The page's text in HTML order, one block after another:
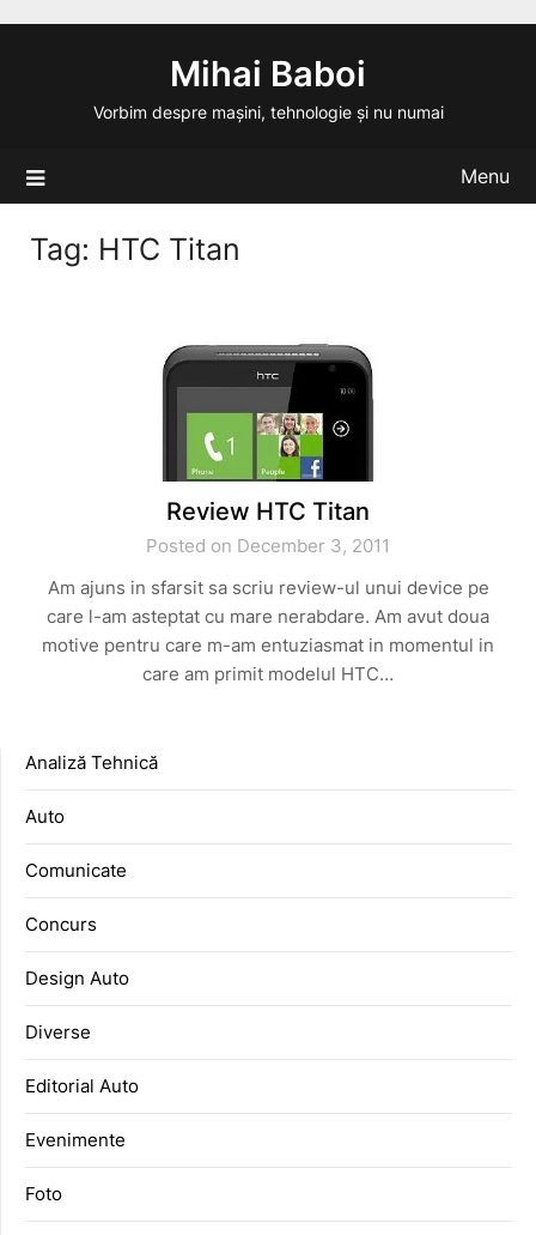
Mihai Baboi
Vorbim despre mașini, tehnologie și nu numai
Menu
Tag: HTC Titan
Review HTC Titan
Posted on December 3, 2011
Am ajuns in sfarsit sa scriu review-ul unui device pe
care l-am asteptat cu mare nerabdare. Am avut doua
motive pentru care m-am entuziasmat in momentul in
care am primit modelul HTC…
Analiză Tehnică
Auto
Comunicate
Concurs
Design Auto
Diverse
Editorial Auto
Evenimente
Foto